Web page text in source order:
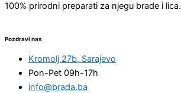
100% prirodni preparati za njegu brade i lica.
Pozdravi nas
Kromolj 27b, Sarajevo
Pon-Pet 09h-17h
info@brada.ba